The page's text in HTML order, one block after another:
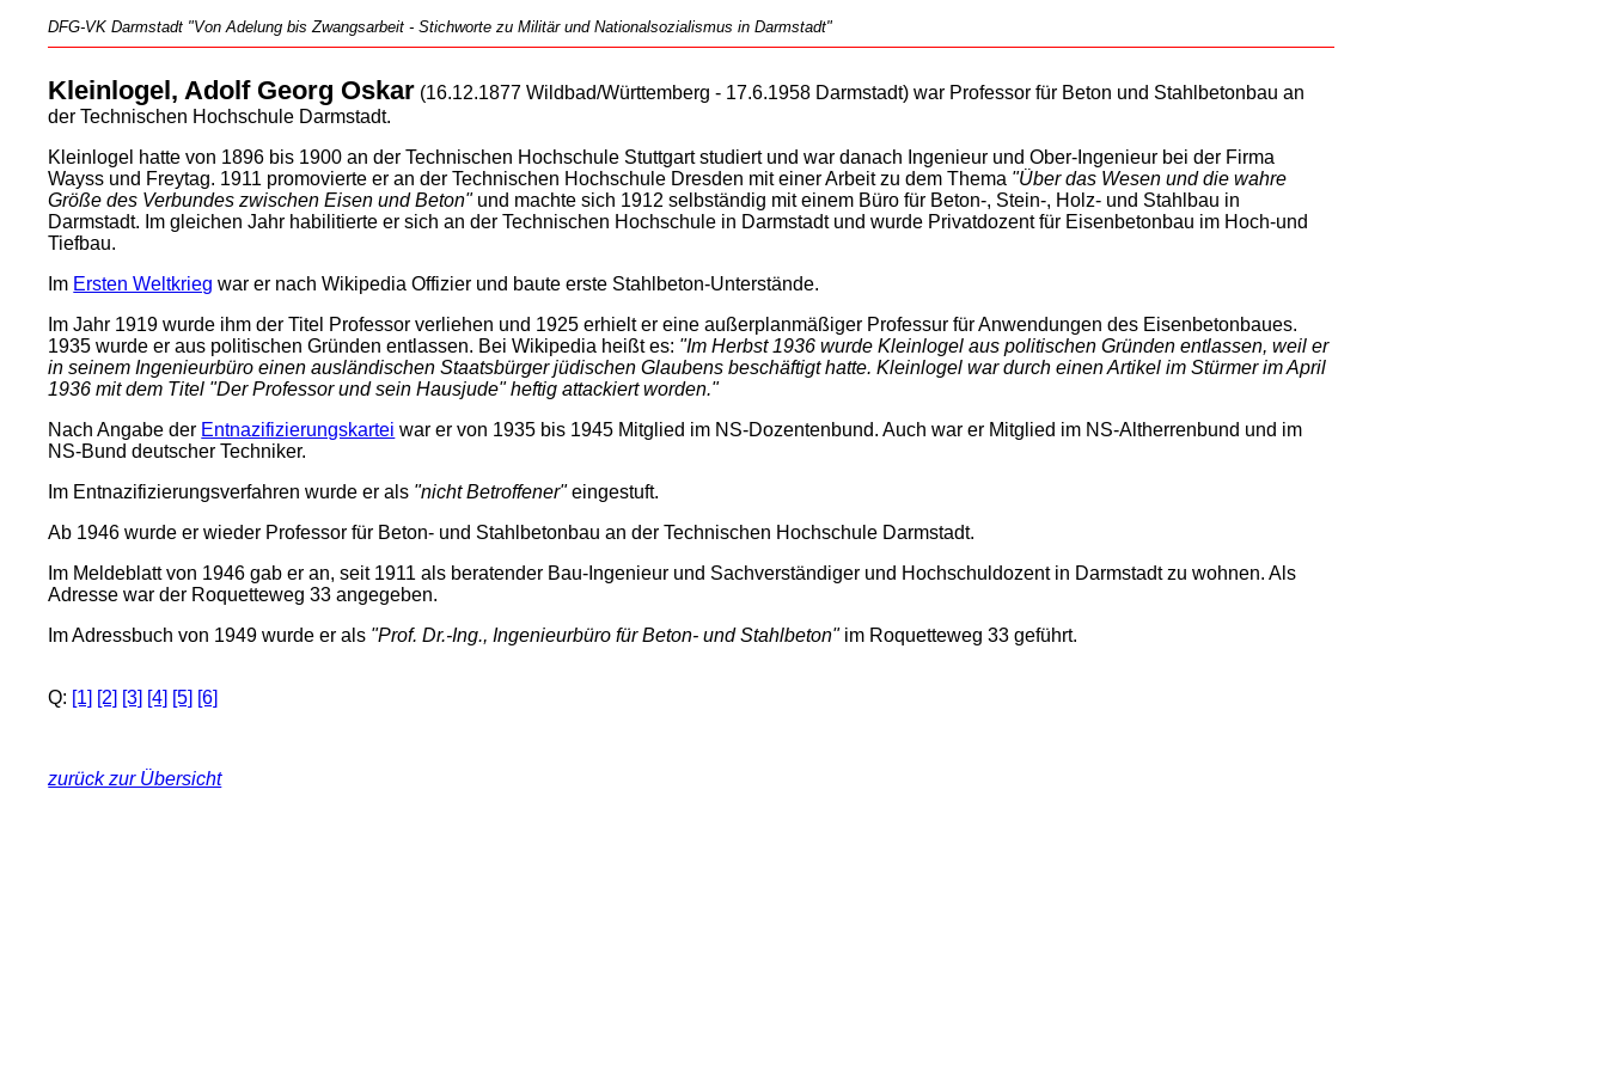
DFG-VK Darmstadt "Von Adelung bis Zwangsarbeit - Stichworte zu Militär und Nationalsozialismus in Darmstadt"
Kleinlogel, Adolf Georg Oskar (16.12.1877 Wildbad/Württemberg - 17.6.1958 Darmstadt) war Professor für Beton und Stahlbetonbau an
der Technischen Hochschule Darmstadt.
Kleinlogel hatte von 1896 bis 1900 an der Technischen Hochschule Stuttgart studiert und war danach Ingenieur und Ober-Ingenieur bei der Firma
Wayss und Freytag. 1911 promovierte er an der Technischen Hochschule Dresden mit einer Arbeit zu dem Thema "Über das Wesen und die wahre
Größe des Verbundes zwischen Eisen und Beton"und machte sich 1912 selbständig mit einem Büro für Beton-, Stein-, Holz- und Stahlbau in
Darmstadt. Im gleichen Jahr habilitierte er sich an der Technischen Hochschule in Darmstadt und wurde Privatdozent für Eisenbetonbau im Hoch-und
Tiefbau.
Im Ersten Weltkrieg war er nach Wikipedia Offizier und baute erste Stahlbeton-Unterstände.
Im Jahr 1919 wurde ihm der Titel Professor verliehen und 1925 erhielt er eine außerplanmäßiger Professur für Anwendungen des Eisenbetonbaues.
1935 wurde er aus politischen Gründen entlassen. Bei Wikipedia heißt es: "Im Herbst 1936 wurde Kleinlogel aus politischen Gründen entlassen, weil er
in seinem Ingenieurbüro einen ausländischen Staatsbürger jüdischen Glaubens beschäftigt hatte. Kleinlogel war durch einen Artikel im Stürmer im April
1936 mit dem Titel "Der Professor und sein Hausjude" heftig attackiert worden."
Nach Angabe der Entnazifizierungskartei war er von 1935 bis 1945 Mitglied im NS-Dozentenbund. Auch war er Mitglied im NS-Altherrenbund und im
NS-Bund deutscher Techniker.
Im Entnazifizierungsverfahren wurde er als "nicht Betroffener"eingestuft.
Ab 1946 wurde er wieder Professor für Beton- und Stahlbetonbau an der Technischen Hochschule Darmstadt.
Im Meldeblatt von 1946 gab er an, seit 1911 als beratender Bau-Ingenieur und Sachverständiger und Hochschuldozent in Darmstadt zu wohnen. Als
Adresse war der Roquetteweg 33 angegeben.
Im Adressbuch von 1949 wurde er als "Prof. Dr.-Ing., Ingenieurbüro für Beton- und Stahlbeton"im Roquetteweg 33 geführt.
Q: [1] [2] [3] [4] [5] [6]
zurück zur Übersicht